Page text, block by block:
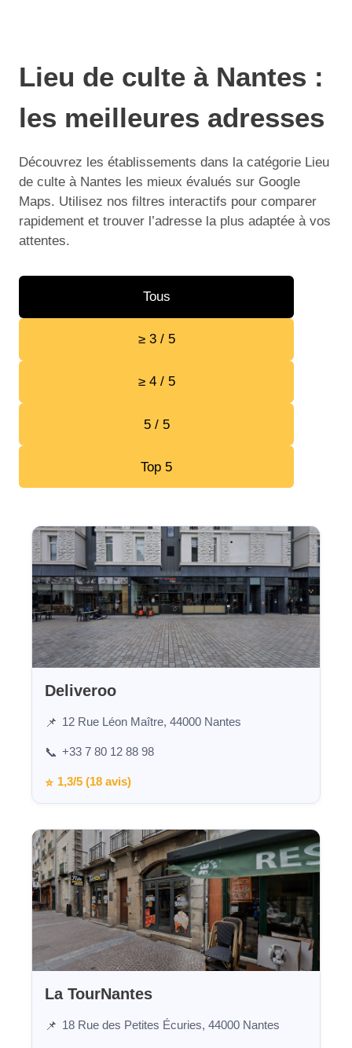
Lieu de culte à Nantes :
les meilleures adresses
Découvrez les établissements dans la catégorie Lieu
de culte à Nantes les mieux évalués sur Google
Maps. Utilisez nos filtres interactifs pour comparer
rapidement et trouver l’adresse la plus adaptée à vos
attentes.
Tous
≥ 3 / 5
≥ 4 / 5
5 / 5
Top 5
Deliveroo
📌 12 Rue Léon Maître, 44000 Nantes
📞 +33 7 80 12 88 98
⭐ 1,3/5 (18 avis)
La TourNantes
📌 18 Rue des Petites Écuries, 44000 Nantes